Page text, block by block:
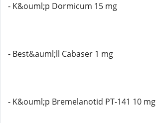
- K&ouml;p Dormicum 15 mg
- Best&auml;ll Cabaser 1 mg
- K&ouml;p Bremelanotid PT-141 10 mg